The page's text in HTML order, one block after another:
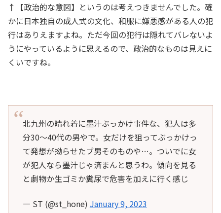
↑【政治的な意図】というのは考えつきませんでした。確
かに日本独自の成人式の文化、和服に嫌悪感がある人の犯
行はありえますよね。ただ今回の犯行は隠れてバレないよ
うにやっているように思えるので、政治的なものは見えに
くいですね。
北九州の晴れ着に墨汁ぶっかけ事件な、犯人は多
分30〜40代の男やで。女だけを狙ってぶっかけっ
て発想が拗らせたブ男そのものや…。ついでに女
が犯人なら墨汁じゃ済まんと思うわ。傾向を見る
と劇物か生ゴミか糞尿で危害を加えに行く感じ
— ST (@st_hone) January 9, 2023